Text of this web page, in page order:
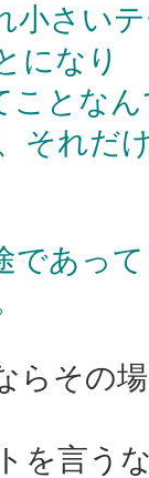
小さい
になり
ことなん
それだ
であっ
らその
を言う